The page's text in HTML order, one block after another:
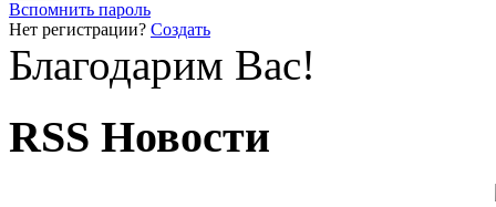
Вспомнить пароль
Нет регистрации? Создать
Благодарим Вас!
RSS Новости